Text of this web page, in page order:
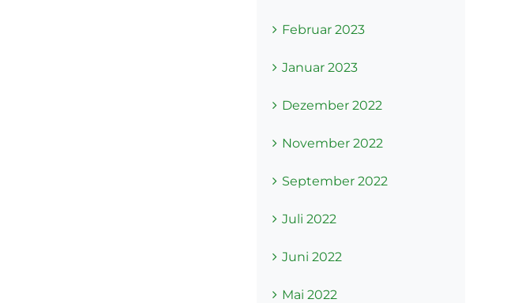
Februar 2023
Januar 2023
Dezember 2022
November 2022
September 2022
Juli 2022
Juni 2022
Mai 2022